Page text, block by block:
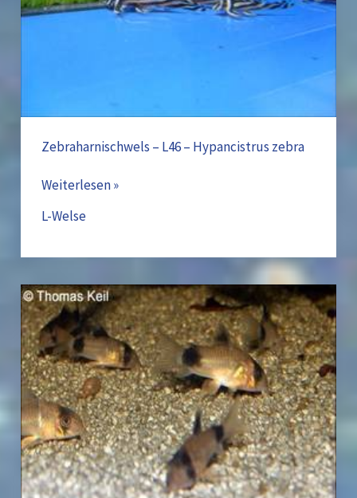
Zebraharnischwels – L46 – Hypancistrus zebra
Weiterlesen »
L-Welse
Panda
Panzerwels
–
Hoplisoma(Corydoras)
panda